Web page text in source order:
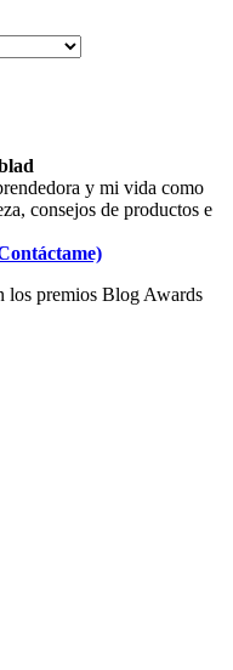
y mi vida como
consejos de productos e
los premios Blog Awards